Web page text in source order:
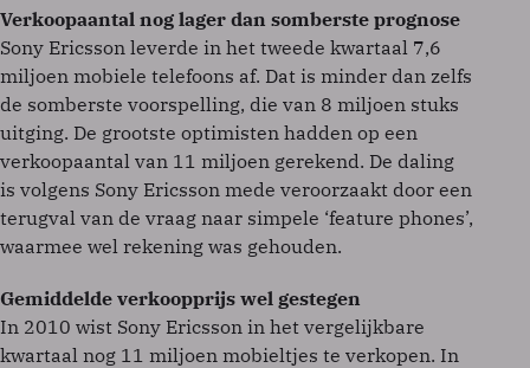
Verkoopaantal nog lager dan somberste prognose
Sony Ericsson leverde in het tweede kwartaal 7,6
miljoen mobiele telefoons af. Dat is minder dan zelfs
de somberste voorspelling, die van 8 miljoen stuks
uitging. De grootste optimisten hadden op een
verkoopaantal van 11 miljoen gerekend. De daling
is volgens Sony Ericsson mede veroorzaakt door een
terugval van de vraag naar simpele ‘feature phones’,
waarmee wel rekening was gehouden.
Gemiddelde verkoopprijs wel gestegen
In 2010 wist Sony Ericsson in het vergelijkbare
kwartaal nog 11 miljoen mobieltjes te verkopen. In